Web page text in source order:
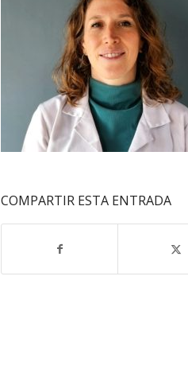
COMPARTIR ESTA ENTRADA